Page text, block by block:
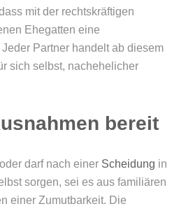
mit der rechtskräftigen
Ehegatten eine
Partner handelt ab diesem
sich selbst, nachehelicher
bereit
darf nach einer Scheidung in
sorgen, sei es aus familiären
einer Zumutbarkeit. Die